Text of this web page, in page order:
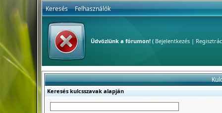
Keresés Felhasználók
Üdvözlünk a fórumon!( Bejelentkezés|
Keresés kulcsszavak alapján